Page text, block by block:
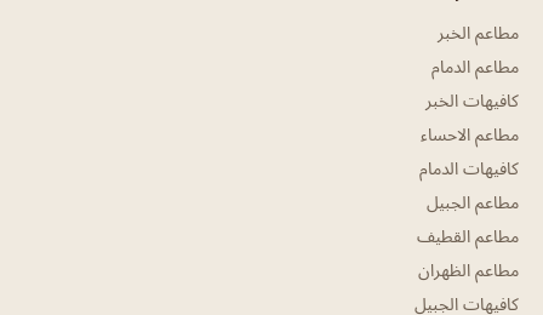
مطاعم الخبر
مطاعم الدمام
كافيهات الخبر
مطاعم الاحساء
كافيهات الدمام
مطاعم الجبيل
مطاعم القطيف
مطاعم الظهران
كافيهات الجبيل